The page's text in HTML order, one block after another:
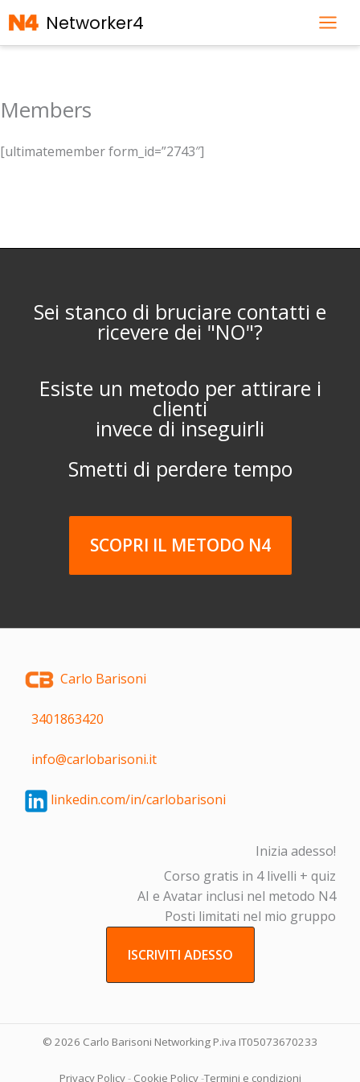
al
contenuto
Networker4
Members
[ultimatemember form_id=”2743″]
Sei stanco di bruciare contatti e
ricevere dei "NO"?
Esiste un metodo per attirare i
clienti
invece di inseguirli
Smetti di perdere tempo
SCOPRI IL METODO N4
Carlo Barisoni
3401863420
info@carlobarisoni.it
linkedin.com/in/carlobarisoni
Inizia adesso!
Corso gratis in 4 livelli + quiz
AI e Avatar inclusi nel metodo N4
Posti limitati nel mio gruppo
ISCRIVITI ADESSO
© 2026 Carlo Barisoni Networking P.iva IT05073670233
Privacy Policy- Cookie Policy-Termini e condizioni